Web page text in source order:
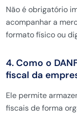
Não é obrigatório
acompanhar a
formato físico ou
4. Como o
fiscal da
Ele permite
fiscais de forma